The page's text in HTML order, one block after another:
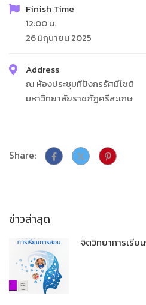
Finish Time
12:00 น.
26 มิถุนายน 2025
Address
ณ ห้องประชุมทีปังกรรัศมีโชติ
มหาวิทยาลัยราชภัฏศรีสะเกษ
Share:
ข่าวล่าสุด
จิตวิทยาการเรีย